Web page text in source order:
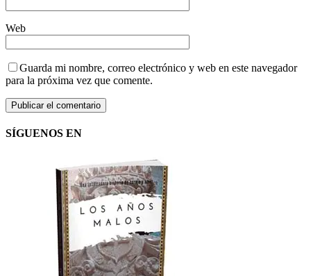
Web
Guarda mi nombre, correo electrónico y web en este navegador
para la próxima vez que comente.
SÍGUENOS EN